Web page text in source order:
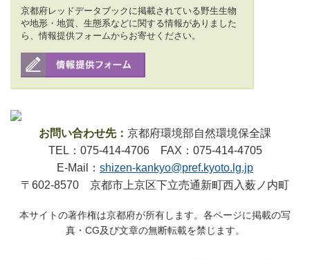
京都府レッドデータブックに掲載されている野生生物
や地形・地質、生態系などに関する情報がありました
ら、情報提供フォームからお寄せください。
お問い合わせ先： 京都府環境部自然環境保全課
TEL：075-414-4706 FAX：075-414-4705
E-Mail： shizen-kankyo@pref.kyoto.lg.jp
〒602-8570 京都市上京区下立売通新町西入薮ノ内町
本サイトの著作権は京都府が所有します。各ページに掲載の写
真・CG及び文章の無断転載を禁じます。